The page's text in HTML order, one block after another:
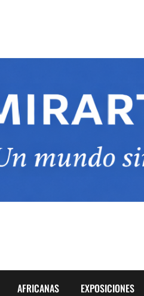
AFRICANAS EXPOSICIONES